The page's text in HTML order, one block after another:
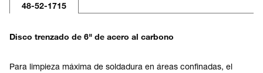
48-52-1715
Disco trenzado de 6" de acero al carbono
Para limpieza máxima de soldadura en áreas confinadas, el